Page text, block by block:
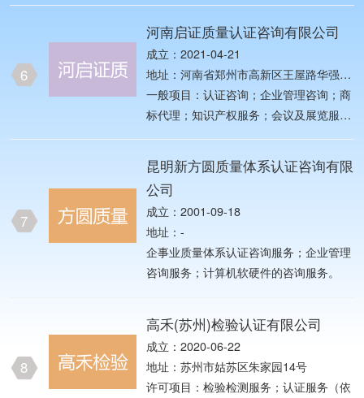
证咨询；知识产权服务；商标代理；版权
代理；税务服务；法律咨询（不包括律师
事务所业务）。（除依法须经批准的项目
外，凭营业执照依法自主开展经营活动）
6
河南启证质量认证咨询有限公司
成立：2021-04-21
地址：河南省郑州市高新区王屋路华强云
瓴40层4021、4022号
一般项目：认证咨询；企业管理咨询；商
标代理；知识产权服务；会议及展览服
告发布（非广播电台、电视台、报刊出版
单位）；家政服务；餐饮管理；计算机软
硬件及辅助设备批发；技术服务、技术开
发、技术咨询、技术交流、技术转让、技
术推广；信息咨询服务（不含许可类信息
咨询服务）；日用百货销售；五金产品批
批发；皮革制品销售；工艺美术品及礼仪
用品销售（象牙及其制品除外）；电子产
品销售；通讯设备销售；家用电器销售；
电线、电
7
昆明新方圆质量体系认证咨询有限
公司
成立：2001-09-18
地址：-
企事业质量体系认证咨询服务；企业管理
咨询服务；计算机软硬件的咨询服务。
8
高禾(苏州)检验认证有限公司
成立：2020-06-22
地址：苏州市姑苏区朱家园14号
许可项目：检验检测服务；认证服务（依